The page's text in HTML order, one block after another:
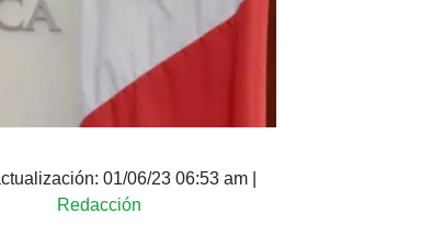
01/06/23 06:53 am
Redacción